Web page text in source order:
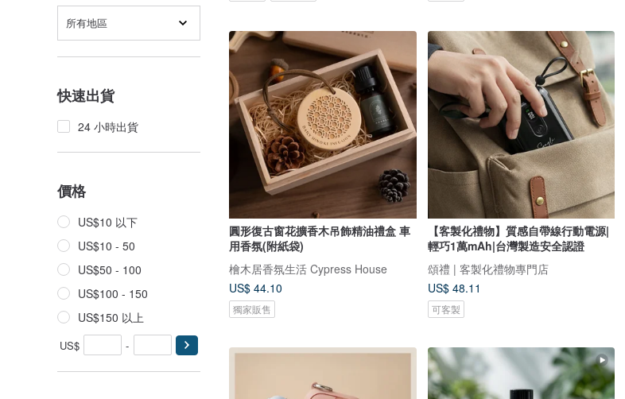
所有地區
快速出貨
24 小時出貨
價格
US$10 以下
US$10 - 50
US$50 - 100
US$100 - 150
US$150 以上
US$ -
圓形復古窗花擴香木吊飾精油禮盒 車
用香氛(附紙袋)
檜木居香氛生活 Cypress House
US$ 44.10
獨家販售
【客製化禮物】質感自帶線行動電源|
輕巧1萬mAh|台灣製造安全認證
頌禮 | 客製化禮物專門店
US$ 48.11
可客製